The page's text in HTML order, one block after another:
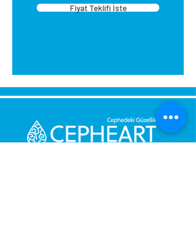
Fiyat Teklifi İste